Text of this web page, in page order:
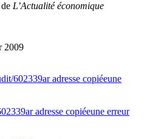
L’Actualité économique
2009
602339aradresse copiéeune
adresse copiéeune erreur